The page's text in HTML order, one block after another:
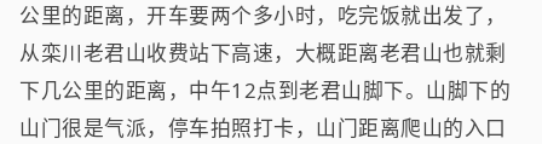
公里的距离，开车要两个多小时，吃完饭就出发了，
从栾川老君山收费站下高速，大概距离老君山也就剩
下几公里的距离，中午12点到老君山脚下。山脚下的
山门很是气派，停车拍照打卡，山门距离爬山的入口